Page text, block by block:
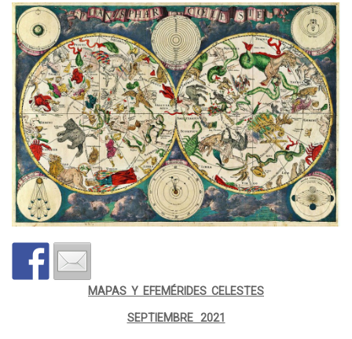
MAPAS Y EFEMÉRIDES CELESTES
SEPTIEMBRE 2021